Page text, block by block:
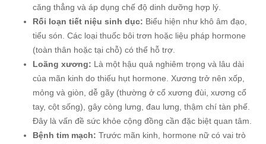
căng thẳng và áp dụng chế độ dinh dưỡng hợp lý.
Rối loạn tiết niệu sinh dục: Biểu hiện như khô âm đạo,
tiểu són. Các loại thuốc bôi trơn hoặc liệu pháp hormone
(toàn thân hoặc tại chỗ) có thể hỗ trợ.
Loãng xương: Là một hậu quả nghiêm trọng và lâu dài
của mãn kinh do thiếu hụt hormone. Xương trở nên xốp,
mỏng và giòn, dễ gãy (thường ở cổ xương đùi, xương cổ
tay, cột sống), gây còng lưng, đau lưng, thậm chí tàn phế.
Đây là vấn đề sức khỏe cộng đồng cần đặc biệt quan tâm.
Bệnh tim mạch: Trước mãn kinh, hormone nữ có vai trò